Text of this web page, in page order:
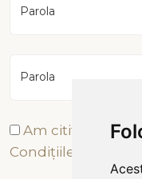
Parola
Parola
Am citit și sunt
Condițiile